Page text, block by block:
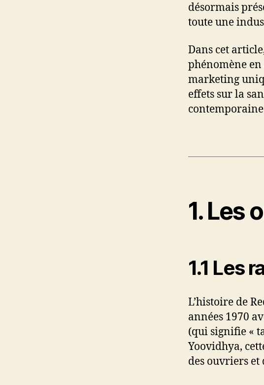
désormais
toute une
Dans cet
phénomène
marketing
effets sur la
1. Les
1.1 Les
L’histoire de
années 1970
(qui signifie «
Yoovidhya,
des ouvriers et